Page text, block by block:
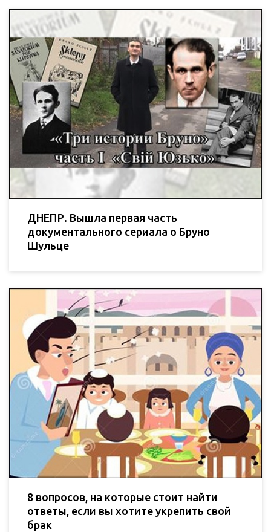
ДНЕПР. Вышла первая часть
документального сериала о Бруно
Шульце
8 вопросов, на которые стоит найти
ответы, если вы хотите укрепить свой
брак